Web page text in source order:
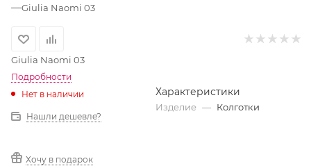
—Giulia Naomi 03
Giulia Naomi 03
Подробности
Нет в наличии
Нашли дешевле?
Хочу в подарок
Характеристики
Изделие — Колготки